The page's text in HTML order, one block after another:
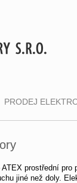
PRODEJ
ATEX prostřední
jiné než doly.